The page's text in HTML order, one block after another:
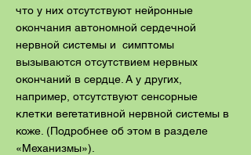
что у них отсутствуют нейронные
окончания автономной сердечной
нервной системы и симптомы
вызываются отсутствием нервных
окончаний в сердце. А у других,
например, отсутствуют сенсорные
клетки вегетативной нервной системы в
коже. (Подробнее об этом в разделе
«Механизмы»).